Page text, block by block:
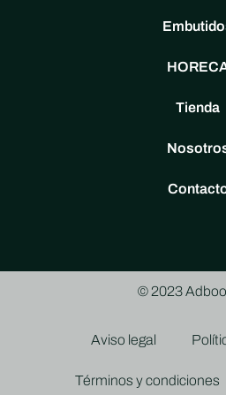
Tienda
© 2023
Aviso legal
Términos y condiciones